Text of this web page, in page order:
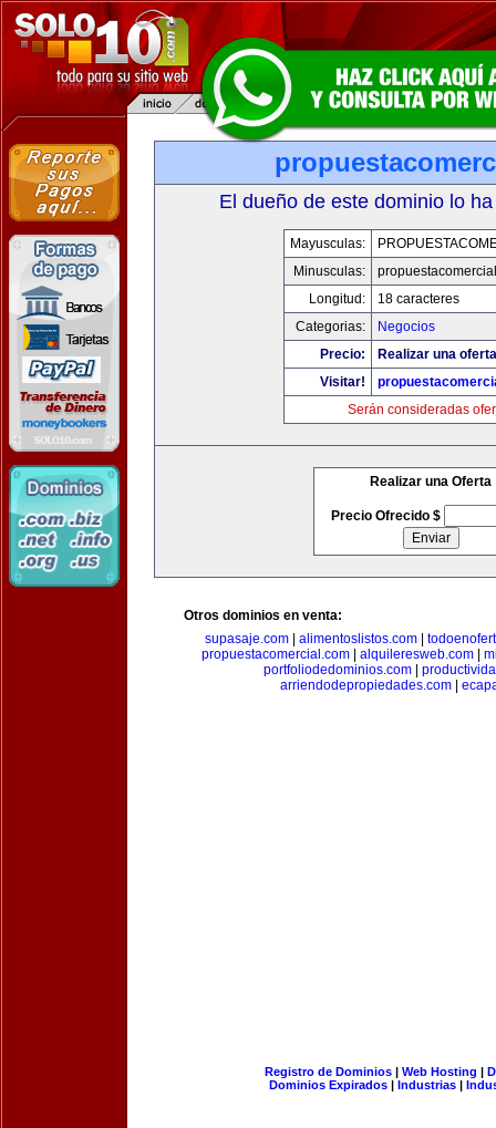
El dueño de este dominio lo
Mayusculas:
Minusculas:
Longitud:
18 caracteres
Categorias:
Negocios
Precio:
Realizar una
Visitar!
Serán consideradas
Realizar una Oferta
Precio Ofrecido $
Otros dominios en venta:
supasaje.com
alimentoslistos.com
propuestacomercial.com
alquileresweb.com
portfoliodedominios.com
arriendodepropiedades.com
Registro de Dominios| Web Hosting |
Dominios Expirados | Industrias |